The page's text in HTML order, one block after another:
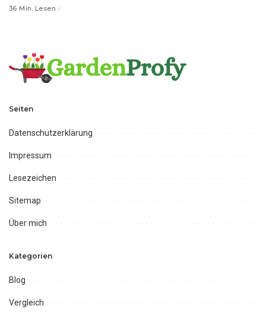
36 Min. Lesen
Seiten
Datenschutzerklärung
Impressum
Lesezeichen
Sitemap
Über mich
Kategorien
Blog
Vergleich